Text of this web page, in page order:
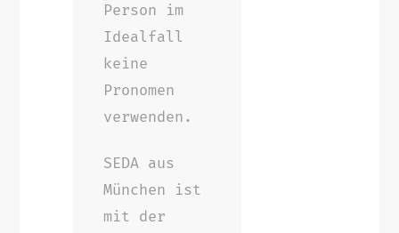
Person im
Idealfall
keine
Pronomen
verwenden.
SEDA aus
München ist
mit der